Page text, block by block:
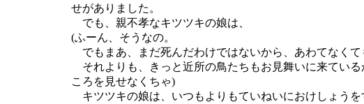
せがありました。
でも、親不孝なキツツキの娘は、
(ふーん、そうなの。
でもまあ、まだ死んだわけではないから、あわてなくて
それよりも、きっと近所の鳥たちもお見舞いに来ている
ころを見せなくちゃ)
キツツキの娘は、いつもよりもていねいにおけしょうを